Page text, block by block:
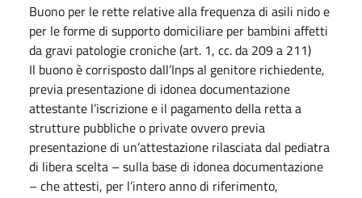
Buono per le rette relative alla frequenza di asili nido e
per le forme di supporto domiciliare per bambini affetti
da gravi patologie croniche (art. 1, cc. da 209 a 211)
Il buono è corrisposto dall’Inps al genitore richiedente,
previa presentazione di idonea documentazione
attestante l’iscrizione e il pagamento della retta a
strutture pubbliche o private ovvero previa
presentazione di un’attestazione rilasciata dal pediatra
di libera scelta – sulla base di idonea documentazione
– che attesti, per l’intero anno di riferimento,